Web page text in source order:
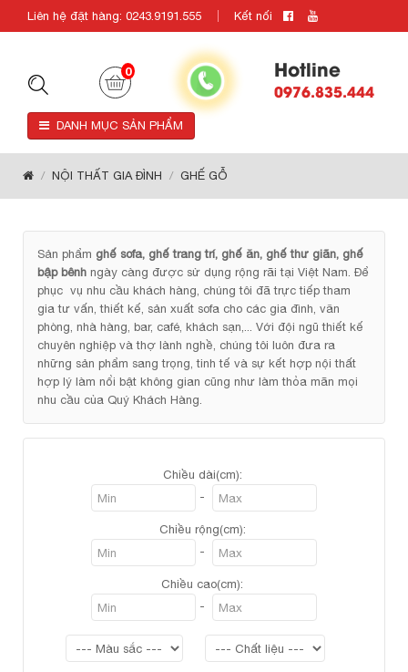
Liên hệ đặt hàng: 0243.9191.555 Kết nối
0 Hotline
0976.835.444
DANH MỤC SẢN PHẨM
NỘI THẤT GIA ĐÌNH GHẾ GỖ
Sản phẩm ghế sofa, ghế trang trí, ghế ăn, ghế thư giãn, ghế
bập bênh ngày càng được sử dụng rộng rãi tại Việt Nam. Để
phục vụ nhu cầu khách hàng, chúng tôi đã trực tiếp tham
gia tư vấn, thiết kế, sản xuất sofa cho các gia đình, văn
phòng, nhà hàng, bar, café, khách sạn,... Với đội ngũ thiết kế
chuyên nghiệp và thợ lành nghề, chúng tôi luôn đưa ra
những sản phẩm sang trọng, tinh tế và sự kết hợp nội thất
hợp lý làm nổi bật không gian cũng như làm thỏa mãn mọi
nhu cầu của Quý Khách Hàng.
Chiều dài(cm):
-
Chiều rộng(cm):
-
Chiều cao(cm):
-